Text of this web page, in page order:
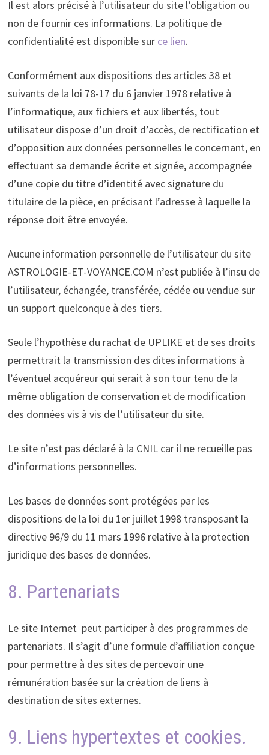
Il est alors précisé à l’utilisateur du site l’obligation ou
non de fournir ces informations. La politique de
confidentialité est disponible sur ce lien.
Conformément aux dispositions des articles 38 et
suivants de la loi 78-17 du 6 janvier 1978 relative à
l’informatique, aux fichiers et aux libertés, tout
utilisateur dispose d’un droit d’accès, de rectification et
d’opposition aux données personnelles le concernant, en
effectuant sa demande écrite et signée, accompagnée
d’une copie du titre d’identité avec signature du
titulaire de la pièce, en précisant l’adresse à laquelle la
réponse doit être envoyée.
Aucune information personnelle de l’utilisateur du site
ASTROLOGIE-ET-VOYANCE.COM n’est publiée à l’insu de
l’utilisateur, échangée, transférée, cédée ou vendue sur
un support quelconque à des tiers.
Seule l’hypothèse du rachat de UPLIKE et de ses droits
permettrait la transmission des dites informations à
l’éventuel acquéreur qui serait à son tour tenu de la
même obligation de conservation et de modification
des données vis à vis de l’utilisateur du site.
Le site n’est pas déclaré à la CNIL car il ne recueille pas
d’informations personnelles.
Les bases de données sont protégées par les
dispositions de la loi du 1er juillet 1998 transposant la
directive 96/9 du 11 mars 1996 relative à la protection
juridique des bases de données.
8. Partenariats
Le site Internet peut participer à des programmes de
partenariats. Il s’agit d’une formule d’affiliation conçue
pour permettre à des sites de percevoir une
rémunération basée sur la création de liens à
destination de sites externes.
9. Liens hypertextes et cookies.